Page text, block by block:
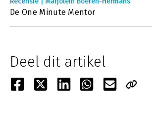
De One Minute Mentor
Deel dit artikel